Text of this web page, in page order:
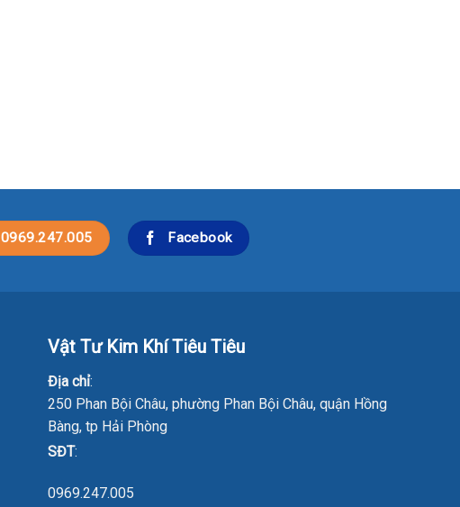
0969.247.005 Facebook
Vật Tư Kim Khí Tiêu Tiêu
Địa chỉ:
250 Phan Bội Châu, phường Phan Bội Châu, quận Hồng
Bàng, tp Hải Phòng
SĐT:
0969.247.005